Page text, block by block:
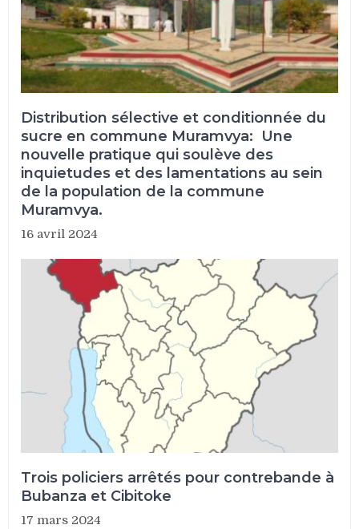
Distribution sélective et conditionnée du
sucre en commune Muramvya: Une
nouvelle pratique qui soulève des
inquietudes et des lamentations au sein
de la population de la commune
Muramvya.
16 avril 2024
Trois policiers arrêtés pour contrebande à
Bubanza et Cibitoke
17 mars 2024